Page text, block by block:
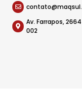
Av. Farrapos,
002